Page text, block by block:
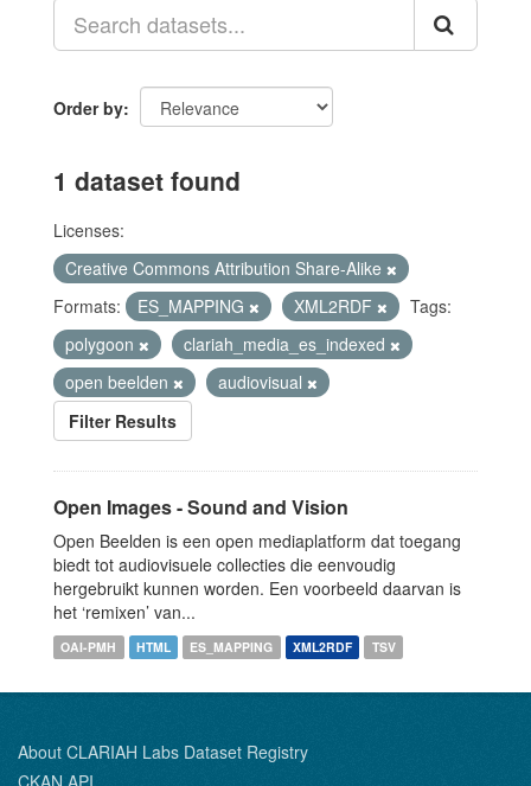
Order by
1 dataset found
Licenses:
Creative Commons Attribution Share-Alike
Formats:
ES_MAPPING XML2RDF
Tags:
polygoon
clariah_media_es_indexed
open beelden
audiovisual
Filter Results
Open Images - Sound and Vision
Open Beelden is een open mediaplatform dat toegang
biedt tot audiovisuele collecties die eenvoudig
hergebruikt kunnen worden. Een voorbeeld daarvan is
het ‘remixen’ van...
OAI-PMH HTML ES_MAPPING XML2RDF TSV
About CLARIAH Labs Dataset Registry
CKAN API